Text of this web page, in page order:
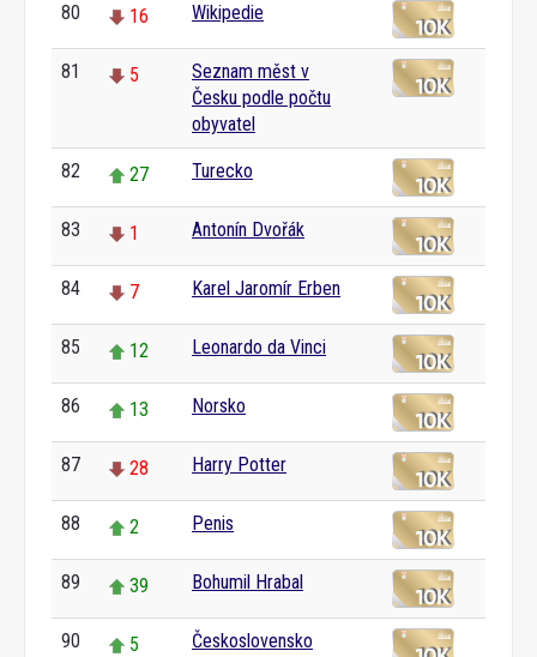
80 16 Wikipedie
81 5
Seznam měst v
Česku podle počtu
obyvatel
82 27 Turecko
83 1 Antonín Dvořák
84 7 Karel Jaromír Erben
85 12 Leonardo da Vinci
86 13 Norsko
87 28 Harry Potter
88 2 Penis
89 39 Bohumil Hrabal
90 5 Československo